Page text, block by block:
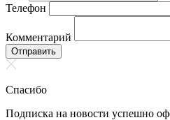
Телефон
Комментарий
Отправить
Спасибо
Подписка на новости успешно